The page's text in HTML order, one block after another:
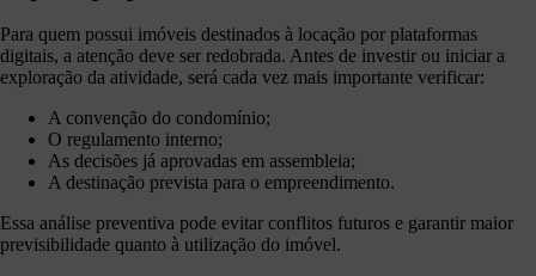
Para quem possui imóveis destinados à locação por plataformas
digitais, a atenção deve ser redobrada. Antes de investir ou iniciar a
exploração da atividade, será cada vez mais importante verificar:
A convenção do condomínio;
O regulamento interno;
As decisões já aprovadas em assembleia;
A destinação prevista para o empreendimento.
Essa análise preventiva pode evitar conflitos futuros e garantir maior
previsibilidade quanto à utilização do imóvel.